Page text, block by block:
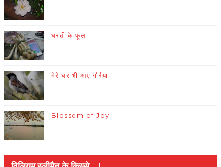
धरती के फूल
मेरे घर भी आए गौरैया
Blossom of Joy